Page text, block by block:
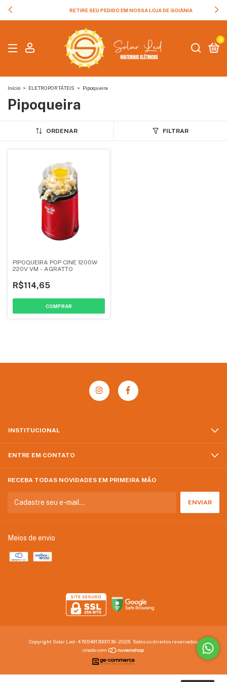
RETIRE SEU PEDIDO EM NOSSA LOJA DE GOIÂNIA
0
Início > ELETROPORTÁTEIS > Pipoqueira
Pipoqueira
ORDENAR FILTRAR
PIPOQUEIRA POP CINE 1200W
220V VM - AGRATTO
R$114,65
INSTITUCIONAL
ENTRE EM CONTATO
RECEBA TODAS NOVIDADES EM PRIMEIRA MÃO
Meios de envio
Copyright Solar Led - 47854913000139 - 2026. Todos os direitos reservados.